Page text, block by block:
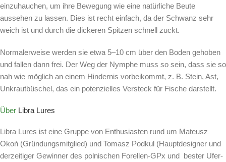
einzuhauchen, um ihre Bewegung wie eine natürliche Beute
aussehen zu lassen. Dies ist recht einfach, da der Schwanz sehr
weich ist und durch die dickeren Spitzen schnell zuckt.
Normalerweise werden sie etwa 5–10 cm über den Boden gehoben
und fallen dann frei. Der Weg der Nymphe muss so sein, dass sie so
nah wie möglich an einem Hindernis vorbeikommt, z. B. Stein, Ast,
Unkrautbüschel, das ein potenzielles Versteck für Fische darstellt.
Über Libra Lures
Libra Lures ist eine Gruppe von Enthusiasten rund um Mateusz
Okoń (Gründungsmitglied) und Tomasz Podkul (Hauptdesigner und
derzeitiger Gewinner des polnischen Forellen-GPx und bester Ufer-